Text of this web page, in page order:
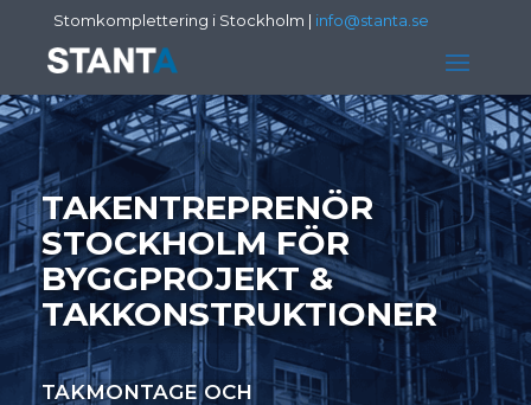
Stomkomplettering i Stockholm | info@stanta.se
TAKENTREPRENÖR
STOCKHOLM FÖR
BYGGPROJEKT &
TAKKONSTRUKTIONER
TAKMONTAGE OCH